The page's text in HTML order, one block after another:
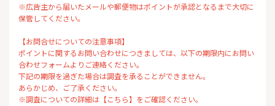
※広告主から届いたメールや郵便物はポイントが承認となるまで大切に
保管してください。
【お問合せについての注意事項】
ポイントに関するお問い合わせにつきましては、以下の期限内にお問い
合わせフォームよりご連絡ください。
下記の期限を過ぎた場合は調査を承ることができません。
あらかじめ、ご了承ください。
※調査についての詳細は【こちら】をご確認ください。